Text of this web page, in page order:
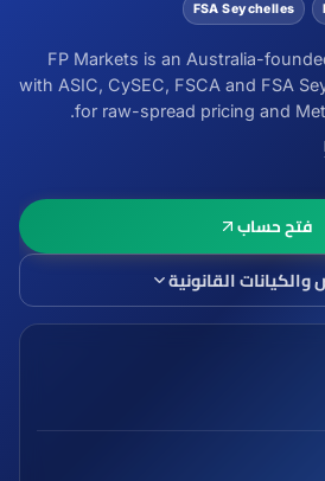
FSA Seychelles
FP Markets is an Australia-
with ASIC, CySEC, FSCA and FSA
for raw-spread pricing and
فتح حساب
والكيانات القانونية